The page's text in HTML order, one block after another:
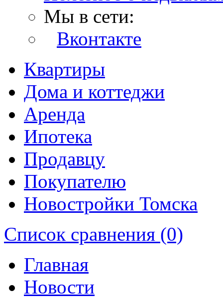
Мы в сети:
Вконтакте
Квартиры
Дома и коттеджи
Аренда
Ипотека
Продавцу
Покупателю
Новостройки Томска
Список сравнения (0)
Главная
Новости